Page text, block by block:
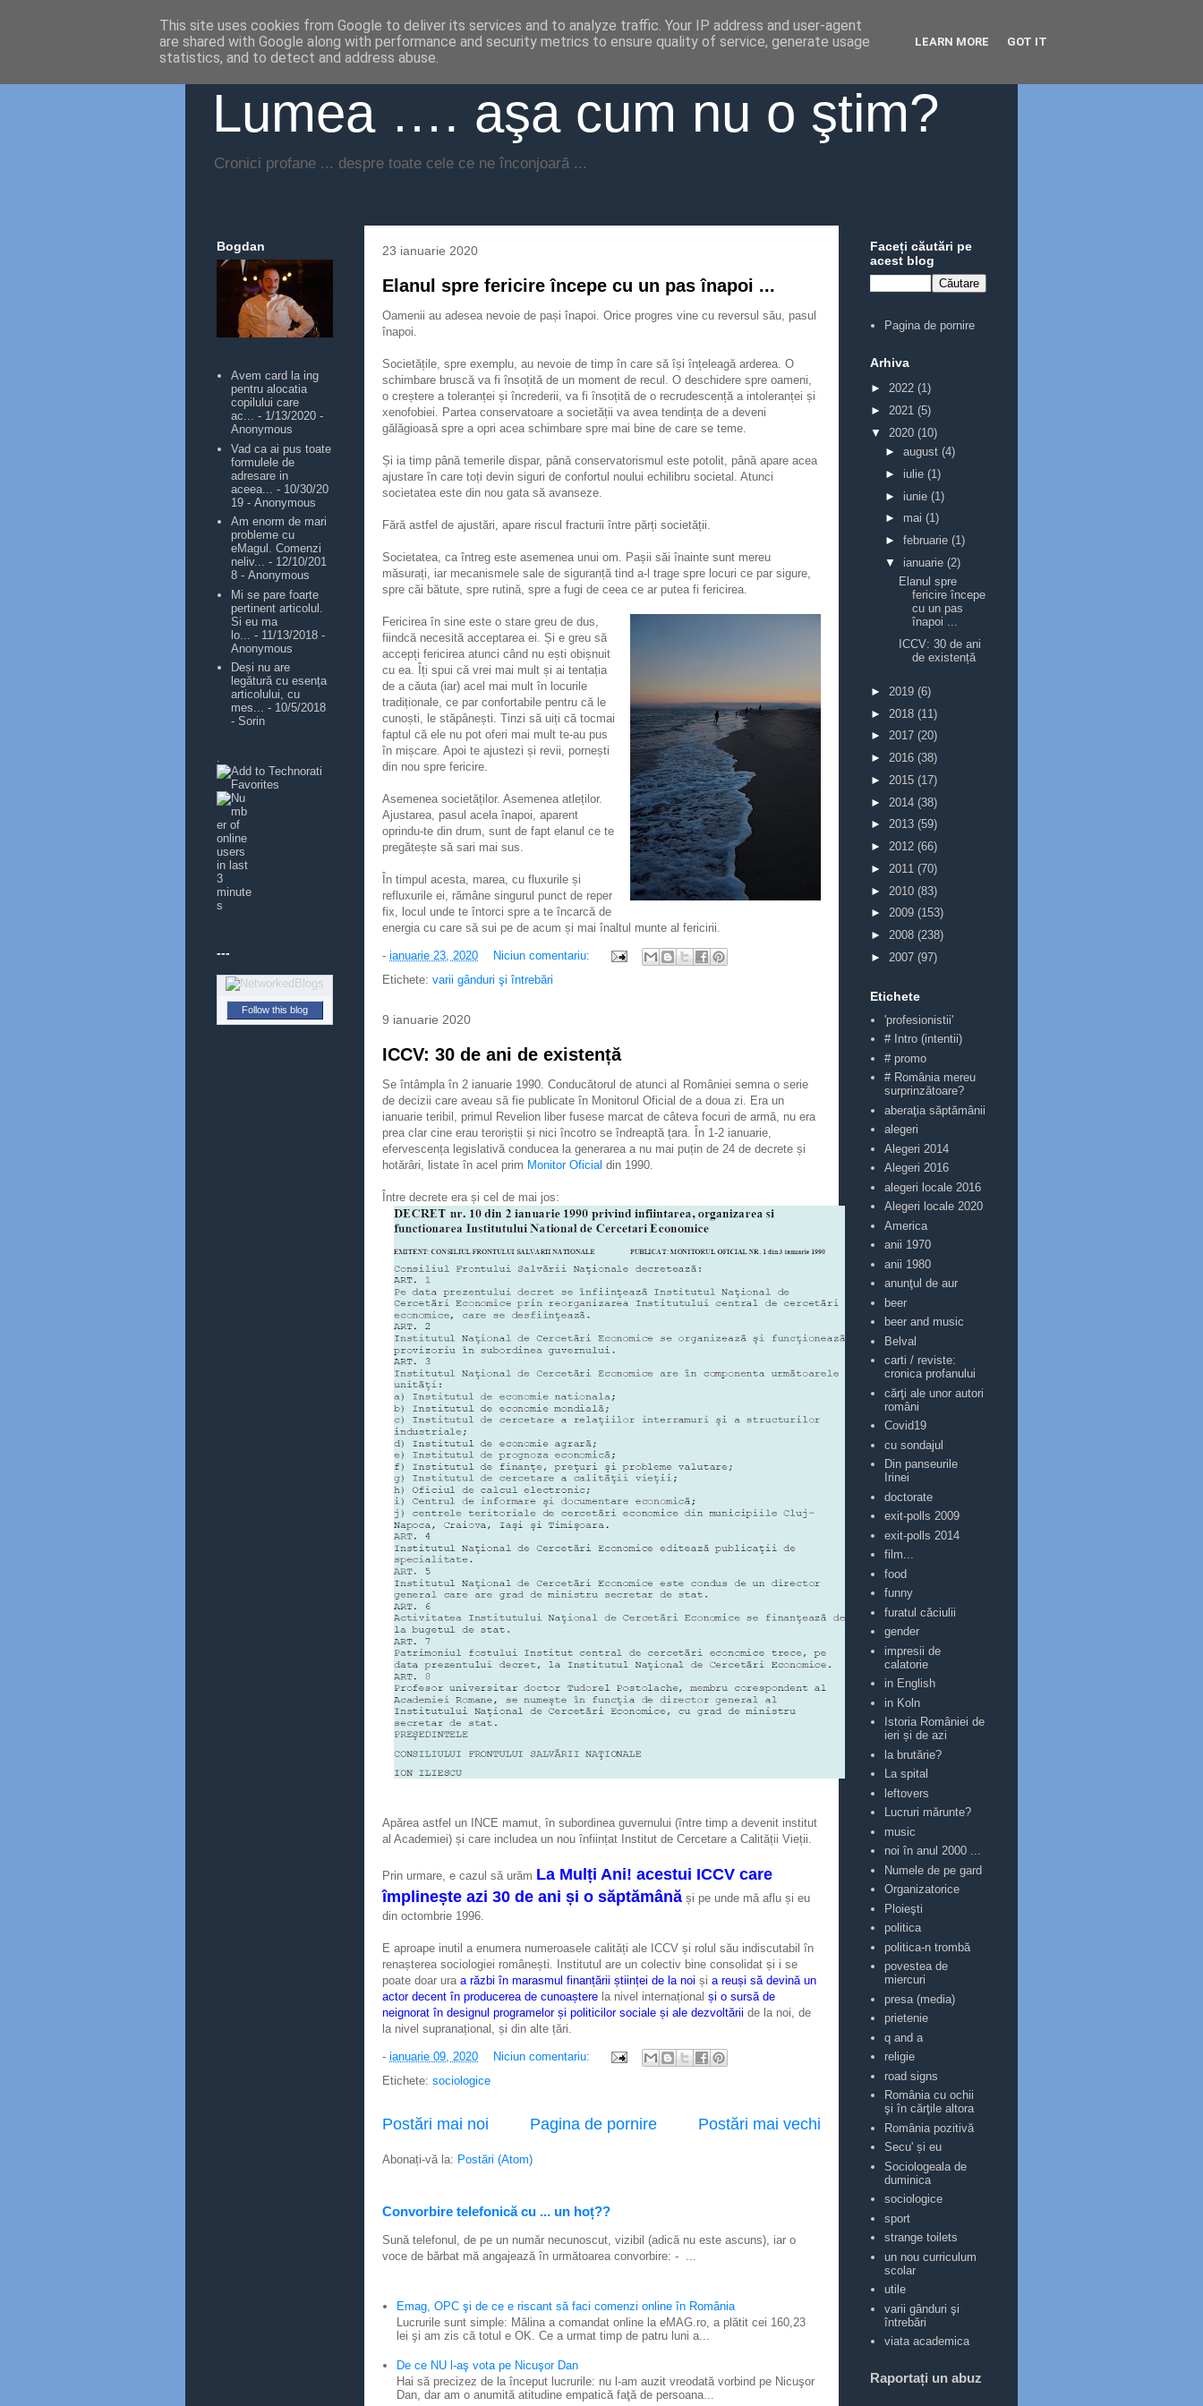
Lumea …. aşa cum nu o ştim?
Cronici profane ... despre toate cele ce ne înconjoară ...
23 ianuarie 2020
Elanul spre fericire începe cu un pas înapoi ...
Oamenii au adesea nevoie de pași înapoi. Orice progres vine cu reversul său, pasul
înapoi.
Societățile, spre exemplu, au nevoie de timp în care să își înțeleagă arderea. O
schimbare bruscă va fi însoțită de un moment de recul. O deschidere spre oameni,
o creștere a toleranței și încrederii, va fi însoțită de o recrudescență a intoleranței și
xenofobiei. Partea conservatoare a societății va avea tendința de a deveni
gălăgioasă spre a opri acea schimbare spre mai bine de care se teme.
Și ia timp până temerile dispar, până conservatorismul este potolit, până apare acea
ajustare în care toți devin siguri de confortul noului echilibru societal. Atunci
societatea este din nou gata să avanseze.
Fără astfel de ajustări, apare riscul fracturii între părți societății.
Societatea, ca întreg este asemenea unui om. Pașii săi înainte sunt mereu
măsurați, iar mecanismele sale de siguranță tind a-l trage spre locuri ce par sigure,
spre căi bătute, spre rutină, spre a fugi de ceea ce ar putea fi fericirea.
Fericirea în sine este o stare greu de dus,
fiindcă necesită acceptarea ei. Și e greu să
accepți fericirea atunci când nu ești obișnuit
cu ea. Îți spui că vrei mai mult și ai tentația
de a căuta (iar) acel mai mult în locurile
tradiționale, ce par confortabile pentru că le
cunoști, le stăpânești. Tinzi să uiți că tocmai
faptul că ele nu pot oferi mai mult te-au pus
în mișcare. Apoi te ajustezi și revii, pornești
din nou spre fericire.
Asemenea societăților. Asemenea atleților.
Ajustarea, pasul acela înapoi, aparent
oprindu-te din drum, sunt de fapt elanul ce te
pregătește să sari mai sus.
În timpul acesta, marea, cu fluxurile și
refluxurile ei, rămâne singurul punct de reper
fix, locul unde te întorci spre a te încarcă de
energia cu care să sui pe de acum și mai înaltul munte al fericirii.
- ianuarie 23, 2020
Niciun comentariu:
Etichete: varii gânduri şi întrebări
9 ianuarie 2020
ICCV: 30 de ani de existență
Se întâmpla în 2 ianuarie 1990. Conducătorul de atunci al României semna o serie
de decizii care aveau să fie publicate în Monitorul Oficial de a doua zi. Era un
ianuarie teribil, primul Revelion liber fusese marcat de câteva focuri de armă, nu era
prea clar cine erau teroriștii și nici încotro se îndreaptă țara. În 1-2 ianuarie,
efervescența legislativă conducea la generarea a nu mai puțin de 24 de decrete și
hotărâri, listate în acel prim Monitor Oficial din 1990.
Între decrete era și cel de mai jos:
Apărea astfel un INCE mamut, în subordinea guvernului (între timp a devenit institut
al Academiei) și care includea un nou înființat Institut de Cercetare a Calității Vieții.
Prin urmare, e cazul să urăm La Mulți Ani! acestui ICCV care
împlinește azi 30 de ani și o săptămână și pe unde mă aflu și eu
din octombrie 1996.
E aproape inutil a enumera numeroasele calități ale ICCV și rolul său indiscutabil în
renașterea sociologiei românești. Institutul are un colectiv bine consolidat și i se
poate doar ura a răzbi în marasmul finanțării științei de la noi și a reuși să devină un
actor decent în producerea de cunoaștere la nivel internațional și o sursă de
neignorat în designul programelor și politicilor sociale și ale dezvoltării de la noi, de
la nivel supranațional, și din alte țări.
- ianuarie 09, 2020
Niciun comentariu:
Etichete: sociologice
Postări mai noi Postări mai vechi
Pagina de pornire
Abonați-vă la: Postări (Atom)
Convorbire telefonică cu ... un hoț??
Sună telefonul, de pe un număr necunoscut, vizibil (adică nu este ascuns), iar o
voce de bărbat mă angajează în următoarea convorbire: - ...
Emag, OPC şi de ce e riscant să faci comenzi online în România
Lucrurile sunt simple: Mălina a comandat online la eMAG.ro, a plătit cei 160,23
lei şi am zis că totul e OK. Ce a urmat timp de patru luni a...
De ce NU l-aş vota pe Nicuşor Dan
Hai să precizez de la început lucrurile: nu l-am auzit vreodată vorbind pe Nicuşor
Dan, dar am o anumită atitudine empatică faţă de persoana...
Bogdan
Avem card la ing
pentru alocatia
copilului care
ac... - 1/13/2020 -
Anonymous
Vad ca ai pus toate
formulele de
adresare in
aceea...
- 10/30/20
19 - Anonymous
Am enorm de mari
probleme cu
eMagul. Comenzi
neliv... - 12/10/201
8 - Anonymous
Mi se pare foarte
pertinent articolul.
Si eu ma
lo...
- 11/13/2018 -
Anonymous
Deși nu are
legătură cu esența
articolului, cu
mes... - 10/5/2018
- Sorin
---
Follow this blog
Faceți căutări pe
acest blog
Pagina de pornire
Arhiva
► 2022 (1)
► 2021 (5)
▼ 2020 (10)
► august (4)
► iulie (1)
► iunie (1)
► mai (1)
► februarie (1)
▼ ianuarie (2)
Elanul spre
fericire începe
cu un pas
înapoi ...
ICCV: 30 de ani
de existență
► 2019 (6)
► 2018 (11)
► 2017 (20)
► 2016 (38)
► 2015 (17)
► 2014 (38)
► 2013 (59)
► 2012 (66)
► 2011 (70)
► 2010 (83)
► 2009 (153)
► 2008 (238)
► 2007 (97)
Etichete
'profesionistii'
# Intro (intentii)
# promo
# România mereu
surprinzătoare?
aberaţia săptămânii
alegeri
Alegeri 2014
Alegeri 2016
alegeri locale 2016
Alegeri locale 2020
America
anii 1970
anii 1980
anunţul de aur
beer
beer and music
Belval
carti / reviste:
cronica profanului
cărţi ale unor autori
români
Covid19
cu sondajul
Din panseurile
Irinei
doctorate
exit-polls 2009
exit-polls 2014
film...
food
funny
furatul căciulii
gender
impresii de
calatorie
in English
in Koln
Istoria României de
ieri și de azi
la brutărie?
La spital
leftovers
Lucruri mărunte?
music
noi în anul 2000 ...
Numele de pe gard
Organizatorice
Ploieşti
politica
politica-n trombă
povestea de
miercuri
presa (media)
prietenie
q and a
religie
road signs
România cu ochii
şi în cărţile altora
România pozitivă
Secu' și eu
Sociologeala de
duminica
sociologice
sport
strange toilets
un nou curriculum
scolar
utile
varii gânduri şi
întrebări
viata academica
Raportați un abuz
This site uses cookies from Google to deliver its services and to analyze traffic. Your IP address and user-agent
are shared with Google along with performance and security metrics to ensure quality of service, generate usage
statistics, and to detect and address abuse.
LEARN MORE GOT IT